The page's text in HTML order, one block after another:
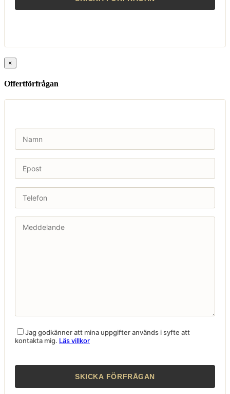
×
Offertförfrågan
Jag godkänner att mina uppgifter används i syfte att
kontakta mig. Läs villkor